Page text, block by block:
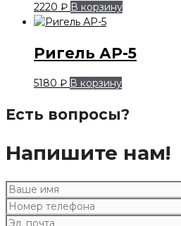
2220 ₽ В корзину
Ригель АР-5
5180 ₽ В корзину
Есть вопросы?
Напишите нам!